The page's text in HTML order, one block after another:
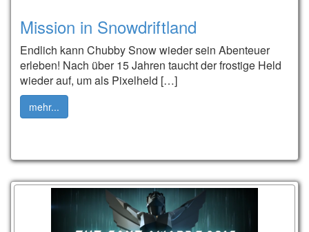
Mission in Snowdriftland
Endlich kann Chubby Snow wieder sein Abenteuer
erleben! Nach über 15 Jahren taucht der frostige Held
wieder auf, um als Pixelheld […]
mehr...